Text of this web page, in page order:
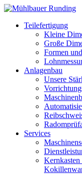
Teilefertigung
Kleine
Große
Formen
Anlagenbau
Unsere
Services